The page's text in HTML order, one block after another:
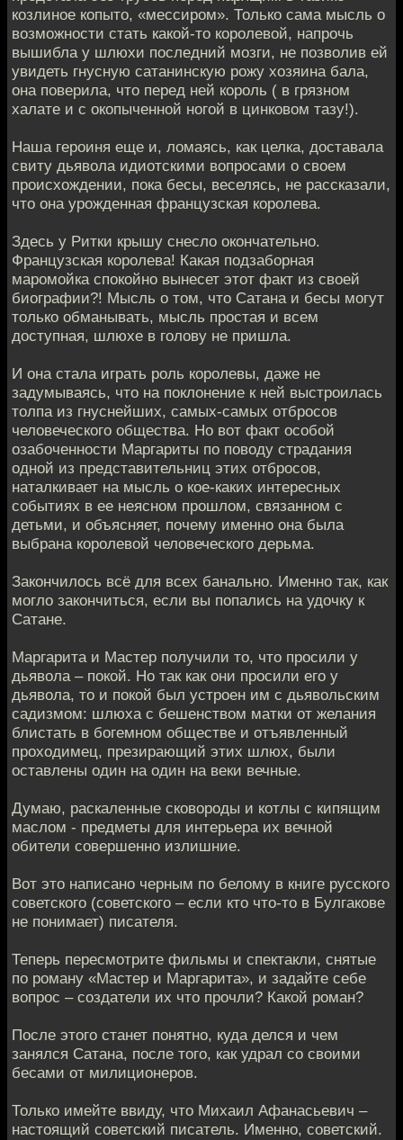
козлиное копыто, «мессиром». Только сама мысль о
возможности стать какой-то королевой, напрочь
вышибла у шлюхи последний мозги, не позволив ей
увидеть гнусную сатанинскую рожу хозяина бала,
она поверила, что перед ней король ( в грязном
халате и с окопыченной ногой в цинковом тазу!).
Наша героиня еще и, ломаясь, как целка, доставала
свиту дьявола идиотскими вопросами о своем
происхождении, пока бесы, веселясь, не рассказали,
что она урожденная французская королева.
Здесь у Ритки крышу снесло окончательно.
Французская королева! Какая подзаборная
маромойка спокойно вынесет этот факт из своей
биографии?! Мысль о том, что Сатана и бесы могут
только обманывать, мысль простая и всем
доступная, шлюхе в голову не пришла.
И она стала играть роль королевы, даже не
задумываясь, что на поклонение к ней выстроилась
толпа из гнуснейших, самых-самых отбросов
человеческого общества. Но вот факт особой
озабоченности Маргариты по поводу страдания
одной из представительниц этих отбросов,
наталкивает на мысль о кое-каких интересных
событиях в ее неясном прошлом, связанном с
детьми, и объясняет, почему именно она была
выбрана королевой человеческого дерьма.
Закончилось всё для всех банально. Именно так, как
могло закончиться, если вы попались на удочку к
Сатане.
Маргарита и Мастер получили то, что просили у
дьявола – покой. Но так как они просили его у
дьявола, то и покой был устроен им с дьявольским
садизмом: шлюха с бешенством матки от желания
блистать в богемном обществе и отъявленный
проходимец, презирающий этих шлюх, были
оставлены один на один на веки вечные.
Думаю, раскаленные сковороды и котлы с кипящим
маслом - предметы для интерьера их вечной
обители совершенно излишние.
Вот это написано черным по белому в книге русского
советского (советского – если кто что-то в Булгакове
не понимает) писателя.
Теперь пересмотрите фильмы и спектакли, снятые
по роману «Мастер и Маргарита», и задайте себе
вопрос – создатели их что прочли? Какой роман?
После этого станет понятно, куда делся и чем
занялся Сатана, после того, как удрал со своими
бесами от милиционеров.
Только имейте ввиду, что Михаил Афанасьевич –
настоящий советский писатель. Именно, советский.